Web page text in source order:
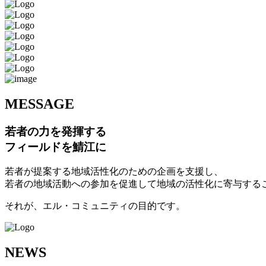
MESSAGE
若者の力を発揮する
フィールドを鯖江に
若者が提案する地域活性化のための企画を支援し、
若者の地域活動への参加を促進して地域の活性化に寄与する
それが、エル・コミュニティの目的です。
NEWS